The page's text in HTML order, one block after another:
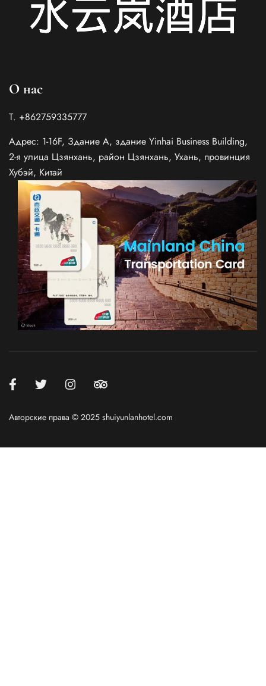
О нас
Т. +862759335777
Адрес: 1-16F, Здание A, здание Yinhai Business Building,
2-я улица Цзянхань, район Цзянхань, Ухань, провинция
Хубэй, Китай
Авторские права © 2025 shuiyunlanhotel.com